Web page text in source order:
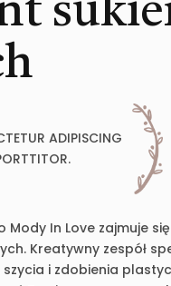
ADIPISCING
Mody In Love zajmuje
Kreatywny zespół
szycia i zdobienia